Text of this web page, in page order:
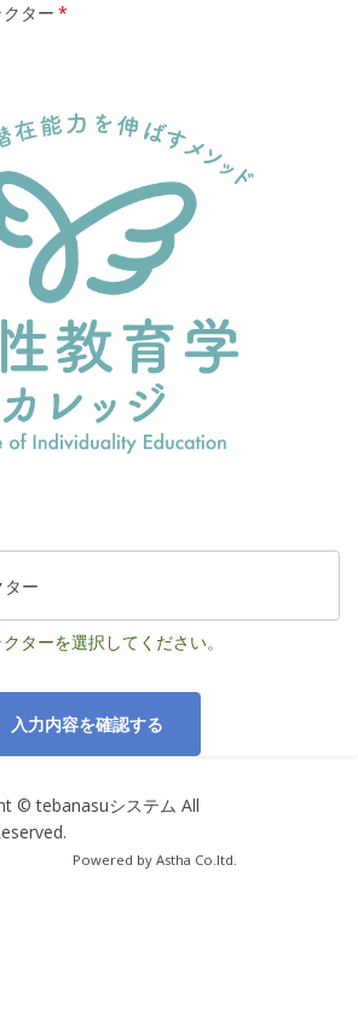
ター *
ー
ターを選択してください。
入力内容を確認する
© tebanasuシステム All
Powered by Astha Co.ltd.